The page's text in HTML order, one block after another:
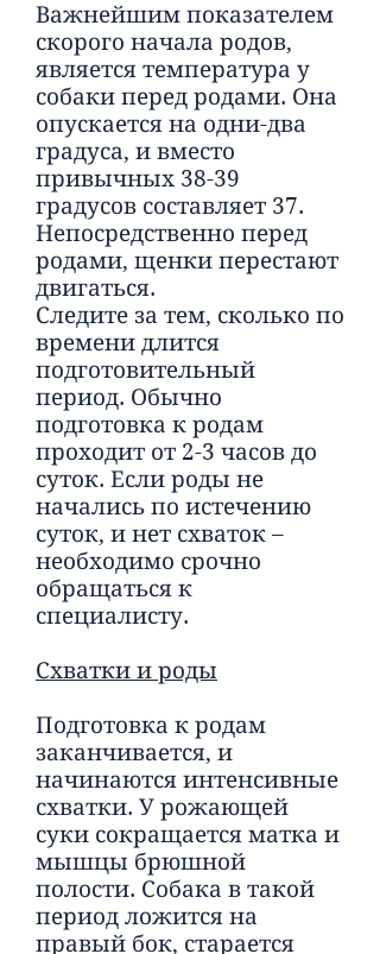
Важнейшим показателем
скорого начала родов,
является температура у
собаки перед родами. Она
опускается на одни-два
градуса, и вместо
привычных 38-39
градусов составляет 37.
Непосредственно перед
родами, щенки перестают
двигаться.
Следите за тем, сколько по
времени длится
подготовительный
период. Обычно
подготовка к родам
проходит от 2-3 часов до
суток. Если роды не
начались по истечению
суток, и нет схваток –
необходимо срочно
обращаться к
специалисту.
Схватки и роды
Подготовка к родам
заканчивается, и
начинаются интенсивные
схватки. У рожающей
суки сокращается матка и
мышцы брюшной
полости. Собака в такой
период ложится на
правый бок, старается